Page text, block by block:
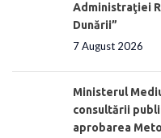
Administraţiei
Dunării”
7 August 2026
Ministerul
consultării
aprobarea